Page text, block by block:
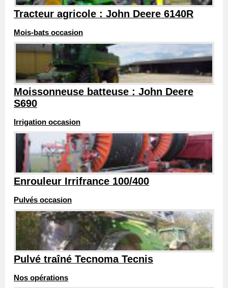
Tracteur agricole : John Deere 6140R
Mois-bats occasion
Moissonneuse batteuse : John Deere
S690
Irrigation occasion
Enrouleur Irrifrance 100/400
Pulvés occasion
Pulvé traîné Tecnoma Tecnis
Nos opérations